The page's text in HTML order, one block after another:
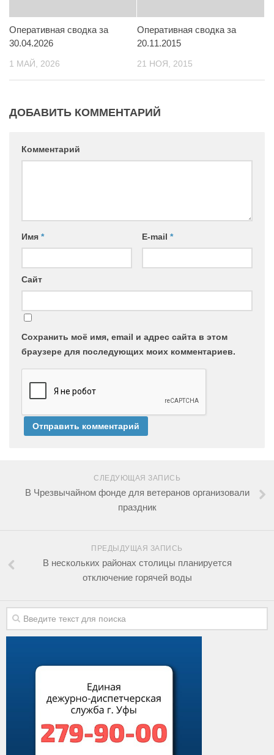
Оперативная сводка за
30.04.2026
1 МАЙ, 2026
Оперативная сводка за
20.11.2015
21 НОЯ, 2015
ДОБАВИТЬ КОММЕНТАРИЙ
Комментарий
Имя * E-mail *
Сайт
Сохранить моё имя, email и адрес сайта в этом
браузере для последующих моих комментариев.
СЛЕДУЮЩАЯ ЗАПИСЬ
В Чрезвычайном фонде для ветеранов организовали
праздник
ПРЕДЫДУЩАЯ ЗАПИСЬ
В нескольких районах столицы планируется
отключение горячей воды